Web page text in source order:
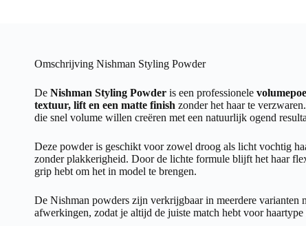
Omschrijving Nishman Styling Powder
De Nishman Styling Powder is een professionele
textuur, lift en een matte finish zonder het haar te
die snel volume willen creëren met een natuurlijk ogend
Deze powder is geschikt voor zowel droog als licht vochtig
zonder plakkerigheid. Door de lichte formule blijft het haar
grip hebt om het in model te brengen.
De Nishman powders zijn verkrijgbaar in meerdere varianten
afwerkingen, zodat je altijd de juiste match hebt voor